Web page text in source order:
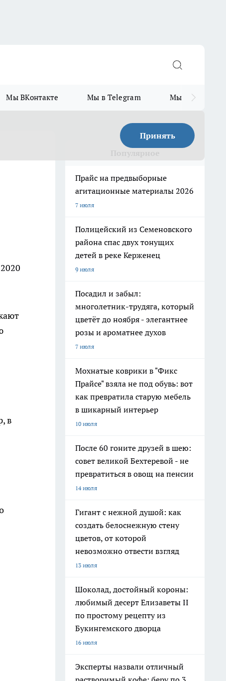
Мы ВКонтакте Мы в Telegram Мы в MAX
Принять
в
Прайс на предвыборные
агитационные материалы 2026
7 июля
Полицейский из Семеновского
района спас двух тонущих
детей в реке Керженец
9 июля
Посадил и забыл:
многолетник-трудяга, который
цветёт до ноября - элегантнее
розы и ароматнее духов
7 июля
Мохнатые коврики в "Фикс
Прайсе" взяла не под обувь: вот
как превратила старую мебель
в шикарный интерьер
10 июля
После 60 гоните друзей в шею:
совет великой Бехтеревой - не
превратиться в овощ на пенсии
14 июля
Гигант с нежной душой: как
создать белоснежную стену
цветов, от которой
невозможно отвести взгляд
13 июля
Шоколад, достойный короны:
любимый десерт Елизаветы II
по простому рецепту из
Букингемского дворца
16 июля
Эксперты назвали отличный